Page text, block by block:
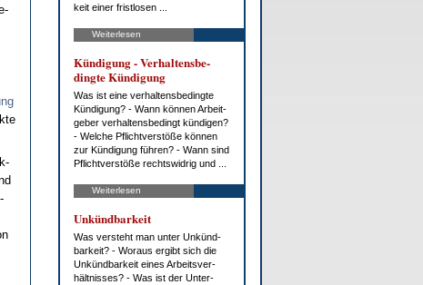
keit ei­ner frist­lo­sen ...
Weiterlesen
Kün­di­gung - Ver­hal­tens­be­
ding­te Kün­di­gung
Was ist ei­ne ver­hal­tens­be­ding­te
Kün­di­gung? - Wann kön­nen Ar­beit­
ge­ber ver­hal­tens­be­dingt kün­di­gen?
- Wel­che Pflicht­ver­stö­ße kön­nen
zur Kün­di­gung füh­ren? - Wann sind
Pflicht­ver­stö­ße rechts­wid­rig und ...
Weiterlesen
Un­künd­bar­keit
Was ver­steht man un­ter Un­künd­
bar­keit? - Wor­aus er­gibt sich die
Un­künd­bar­keit ei­nes Ar­beits­ver­
hält­nis­ses? - Was ist der Un­ter­